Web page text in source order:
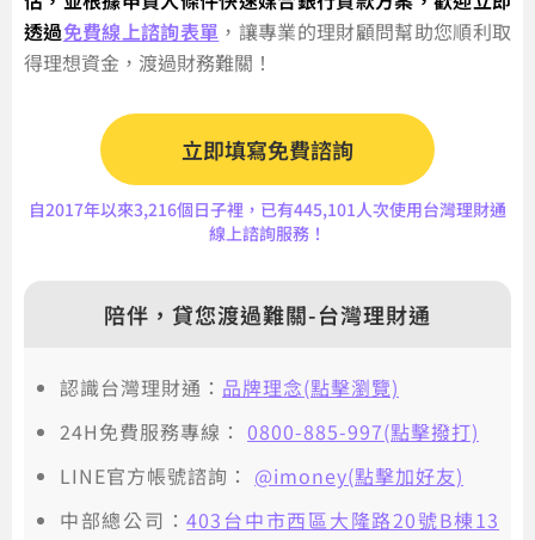
透過免費線上諮詢表單 ，讓專業的理財顧問幫助您順利取
得理想資金，渡過財務難關！
立即填寫免費諮詢
自2017年以來3,216個日子裡，已有445,101人次使用台灣理財通
線上諮詢服務！
陪伴，貸您渡過難關-台灣理財通
認識台灣理財通： 品牌理念(點擊瀏覽)
24H免費服務專線： 0800-885-997(點擊撥打)
LINE官方帳號諮詢： @imoney(點擊加好友)
中部總公司：403台中市西區大隆路20號B棟13